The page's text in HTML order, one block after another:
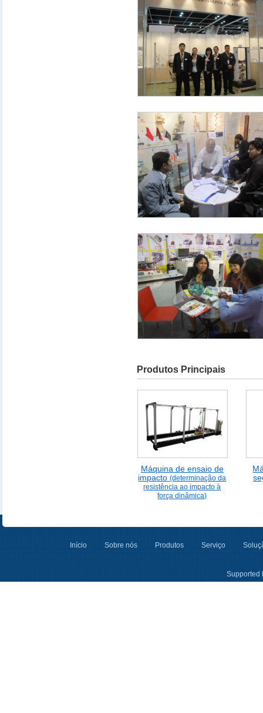
Produtos Principais
Máquina de ensaio de
impacto(determinação da
resistência ao impacto à
força dinâmica)
Início Sobre nós Produtos Serviço
Supported